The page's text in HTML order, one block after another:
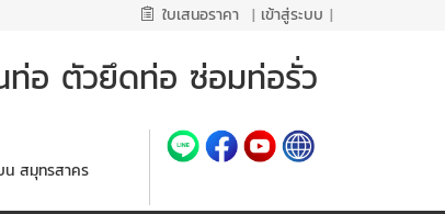
ใบเสนอราคา | เข้าสู่ระบบ |
ท่อ ตัวยึดท่อ ซ่อมท่อรั่ว
น สมุทรสาคร